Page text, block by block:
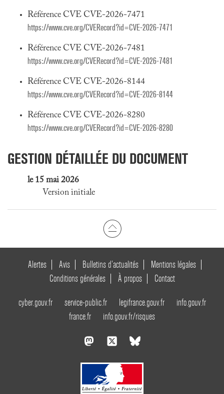
Référence CVE CVE-2026-7471
https://www.cve.org/CVERecord?id=CVE-2026-7471
Référence CVE CVE-2026-7481
https://www.cve.org/CVERecord?id=CVE-2026-7481
Référence CVE CVE-2026-8144
https://www.cve.org/CVERecord?id=CVE-2026-8144
Référence CVE CVE-2026-8280
https://www.cve.org/CVERecord?id=CVE-2026-8280
GESTION DÉTAILLÉE DU DOCUMENT
le 15 mai 2026
Version initiale
Alertes Avis Bulletins d’actualités
Mentions légales
Conditions générales
À propos Contact
cyber.gouv.fr service-public.fr legifrance.gouv.fr
info.gouv.fr
france.fr
info.gouv.fr/risques